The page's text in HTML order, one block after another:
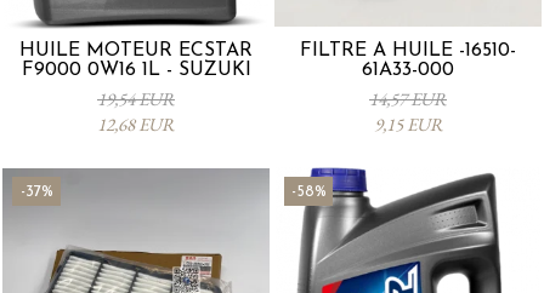
HUILE MOTEUR ECSTAR
F9000 0W16 1L - SUZUKI
19,54 EUR
12,68 EUR
FILTRE À HUILE -16510-
61A33-000
14,57 EUR
9,15 EUR
-37% -58%